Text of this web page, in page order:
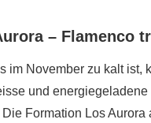
– Flamenco
im November zu kalt ist,
und energiegeladene
Die Formation Los Aurora